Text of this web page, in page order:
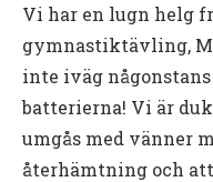
Vi har en lugn helg
gymnastiktävling,
inte iväg
batterierna! Vi är
umgås med vänner
återhämtning och